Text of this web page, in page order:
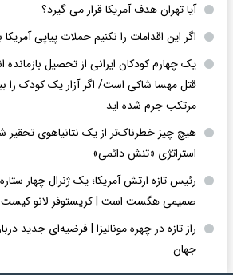
آیا تهران هدف آمریکا قرار می گیرد؟
اگر این اقدامات را نکنیم حملات پیاپی
یک چهارم کودکان ایرانی از تحصیل بازمانده
قتل مهسا شاکی است/ اگر آزار یک کودک را
مرتکب جرم شده اید
هیچ چیز خطرناک‌تر از یک نتانیاهوی تحقیر
استراتژی «تنش دائمی»
رئیس تازه ارتش آمریکا؛ یک ژنرال چهار
صمیمی هگست است | کریستوفر لانو
راز تازه در چهره مونالیزا | فرضیه‌ای جدید
جهان